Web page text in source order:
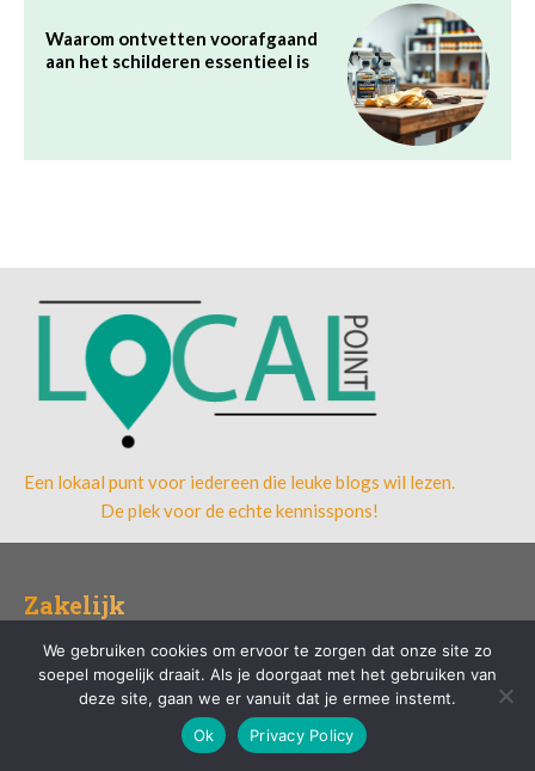
Een lokaal punt voor iedereen die leuke blogs wil lezen.
De plek voor de echte kennisspons!
Zakelijk
Wat is een koopavond en waarom is het belangrijk voor lokale
bedrijven?
Duits leren in eindhoven: persoonlijke aandacht en flexibiliteit
Composable commerce: flexibiliteit en innovatie voor jouw
We gebruiken cookies om ervoor te zorgen dat onze site zo
soepel mogelijk draait. Als je doorgaat met het gebruiken van
deze site, gaan we er vanuit dat je ermee instemt.
Ok
Privacy Policy